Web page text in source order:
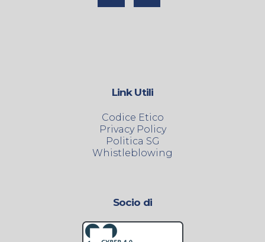
Link Utili
Codice Etico
Privacy Policy
Politica SG
Whistleblowing
Socio di